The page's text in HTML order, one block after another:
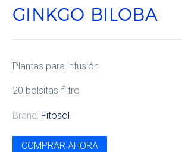
GINKGO BILOBA
Plantas para infusión
20 bolsitas filtro
Brand: Fitosol
COMPRAR AHORA